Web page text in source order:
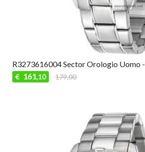
R3273616004 Sector Orologio Uomo -
€ 161,10 179,00